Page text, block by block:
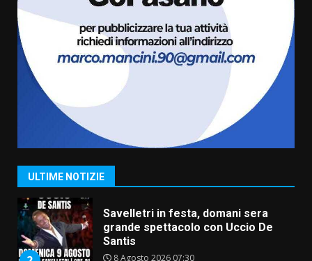
ULTIME NOTIZIE
7 6 Agosto 2026 14:16
La Banda Città di Fasano apre
ufficialmente la Festa di
Savelletri
8 Agosto 2026 11:00
2
Savelletri in festa, domani sera
grande spettacolo con Uccio De
Santis
Politiche Giovanili e Mobilità
Sostenibile: premiati gli studenti
universitari del bando “La strada